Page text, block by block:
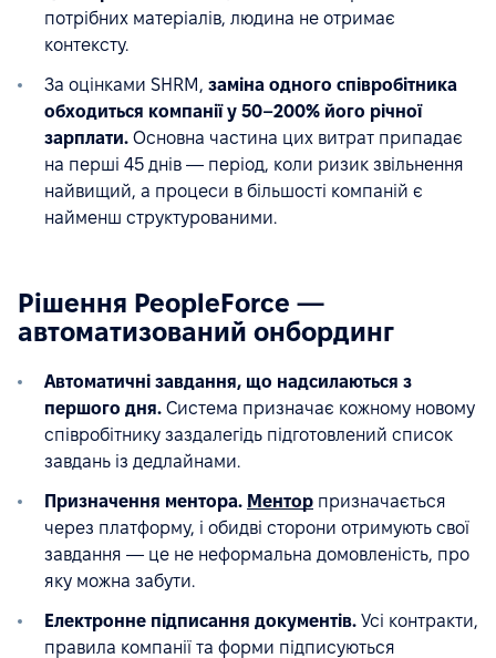
потрібних матеріалів, людина не отримає
контексту.
За оцінками SHRM, заміна одного співробітника
обходиться компанії у 50–200% його річної
зарплати. Основна частина цих витрат припадає
на перші 45 днів — період, коли ризик звільнення
найвищий, а процеси в більшості компаній є
найменш структурованими.
Рішення PeopleForce —
автоматизований онбординг
Автоматичні завдання, що надсилаються з
першого дня. Система призначає кожному новому
співробітнику заздалегідь підготовлений список
завдань із дедлайнами.
Призначення ментора. Ментор призначається
через платформу, і обидві сторони отримують свої
завдання — це не неформальна домовленість, про
яку можна забути.
Електронне підписання документів. Усі контракти,
правила компанії та форми підписуються